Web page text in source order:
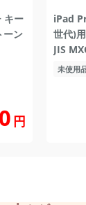
キー
ーン
円
iPad
世代)
JIS
未使用